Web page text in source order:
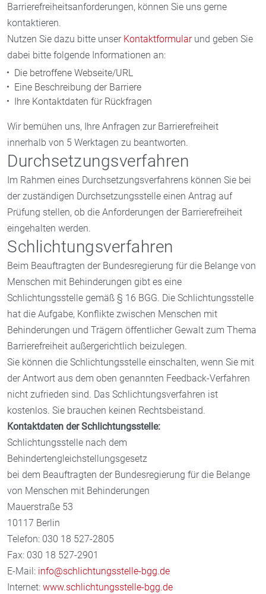
Barrierefreiheitsanforderungen, können Sie uns gerne
kontaktieren.
Nutzen Sie dazu bitte unser Kontaktformularund geben Sie
dabei bitte folgende Informationen an:
Die betroffene Webseite/URL
Eine Beschreibung der Barriere
Ihre Kontaktdaten für Rückfragen
Wir bemühen uns, Ihre Anfragen zur Barrierefreiheit
innerhalb von 5 Werktagen zu beantworten.
Durchsetzungsverfahren
Im Rahmen eines Durchsetzungsverfahrens können Sie bei
der zuständigen Durchsetzungsstelle einen Antrag auf
Prüfung stellen, ob die Anforderungen der Barrierefreiheit
eingehalten werden.
Schlichtungsverfahren
Beim Beauftragten der Bundesregierung für die Belange von
Menschen mit Behinderungen gibt es eine
Schlichtungsstelle gemäß § 16 BGG. Die Schlichtungsstelle
hat die Aufgabe, Konflikte zwischen Menschen mit
Behinderungen und Trägern öffentlicher Gewalt zum Thema
Barrierefreiheit außergerichtlich beizulegen.
Sie können die Schlichtungsstelle einschalten, wenn Sie mit
der Antwort aus dem oben genannten Feedback-Verfahren
nicht zufrieden sind. Das Schlichtungsverfahren ist
kostenlos. Sie brauchen keinen Rechtsbeistand.
Kontaktdaten der Schlichtungsstelle:
Schlichtungsstelle nach dem
Behindertengleichstellungsgesetz
bei dem Beauftragten der Bundesregierung für die Belange
von Menschen mit Behinderungen
Mauerstraße 53
10117 Berlin
Telefon: 030 18 527-2805
Fax: 030 18 527-2901
E-Mail: info@schlichtungsstelle-bgg.de
Internet: www.schlichtungsstelle-bgg.de